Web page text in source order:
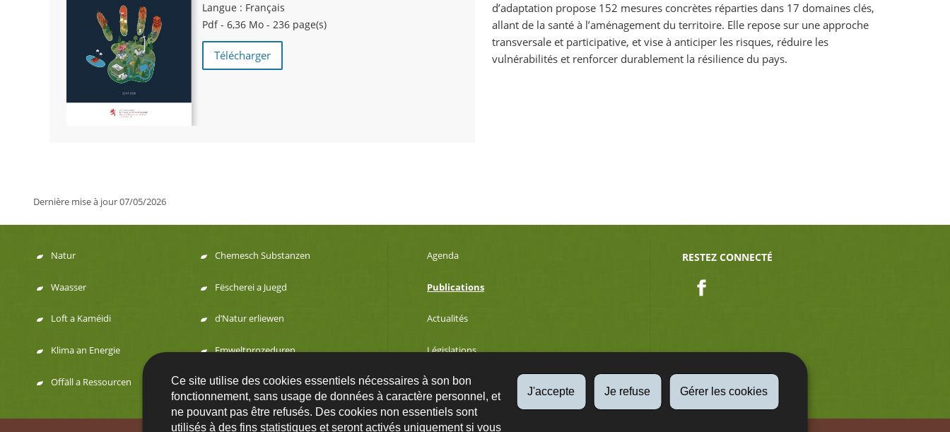
Ce site utilise des cookies essentiels nécessaires à son bon
fonctionnement, sans usage de données à caractère personnel, et
ne pouvant pas être refusés. Des cookies non essentiels sont
utilisés à des fins statistiques et seront activés uniquement si vous
J'accepte Je refuse Gérer les cookies
Langue : Français
Pdf - 6,36 Mo - 236 page(s)
Télécharger
d’adaptation propose 152 mesures concrètes réparties dans 17 domaines clés,
allant de la santé à l’aménagement du territoire. Elle repose sur une approche
transversale et participative, et vise à anticiper les risques, réduire les
vulnérabilités et renforcer durablement la résilience du pays.
Dernière mise à jour07/05/2026
Menu
de
navigation
Natur
Waasser
Loft a Kaméidi
Klima an Energie
Offäll a Ressourcen
Chemesch Substanzen
Fëscherei a Juegd
d’Natur erliewen
Emweltprozeduren
Agenda
Publications
Actualités
Législations
Développement durable
RESTEZ CONNECTÉ